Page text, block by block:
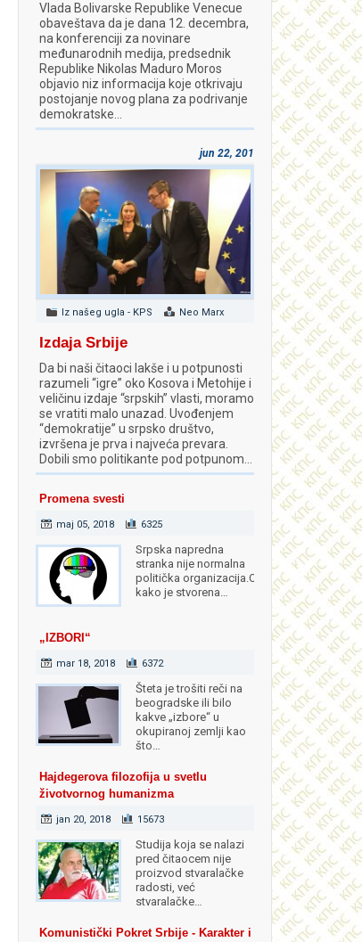
Vlada Bolivarske Republike Venecue
obaveštava da je dana 12. decembra,
na konferenciji za novinare
međunarodnih medija, predsednik
Republike Nikolas Maduro Moros
objavio niz informacija koje otkrivaju
postojanje novog plana za podrivanje
demokratske…
jun 22, 2018
Iz našeg ugla - KPS Neo Marx
Izdaja Srbije
Da bi naši čitaoci lakše i u potpunosti
razumeli “igre” oko Kosova i Metohije i
veličinu izdaje “srpskih” vlasti, moramo
se vratiti malo unazad. Uvođenjem
“demokratije” u srpsko društvo,
izvršena je prva i najveća prevara.
Dobili smo politikante pod potpunom…
Promena svesti
maj 05, 2018 6325
Srpska napredna
stranka nije normalna
politička organizacija.Od
kako je stvorena…
„IZBORI“
mar 18, 2018 6372
Šteta je trošiti reči na
beogradske ili bilo
kakve „izbore“ u
okupiranoj zemlji kao
što…
Hajdegerova filozofija u svetlu
životvornog humanizma
jan 20, 2018 15673
Studija koja se nalazi
pred čitaocem nije
proizvod stvaralačke
radosti, već
stvaralačke…
Komunistički Pokret Srbije - Karakter i